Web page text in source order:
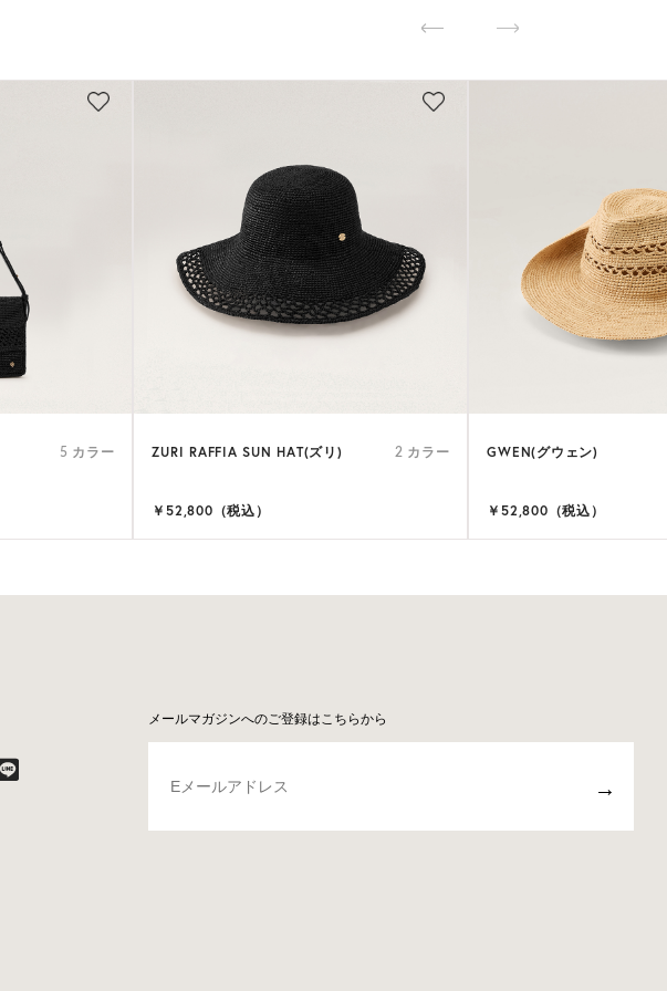
5 カラー ZURI RAFFIA SUN HAT(ズリ) 2 カラー
￥52,800（税込）
GWEN(グウェン)
￥52,800（税込）
メールマガジンへのご登録はこちらから
→